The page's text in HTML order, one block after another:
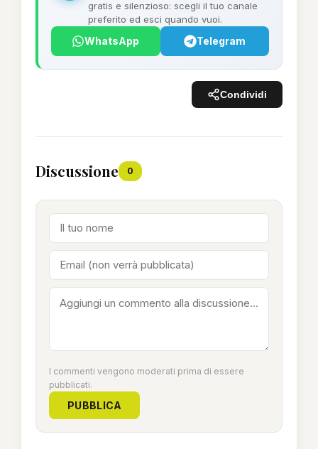
gratis e silenzioso: scegli il tuo canale
preferito ed esci quando vuoi.
WhatsApp Telegram
Condividi
Discussione 0
I commenti vengono moderati prima di essere
pubblicati.
PUBBLICA